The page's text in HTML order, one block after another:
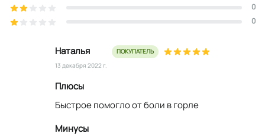
Наталья
13 декабря 2022 г.
ПОКУПАТЕЛЬ
Плюсы
Быстрое помогло от боли в горле
Минусы
0
0